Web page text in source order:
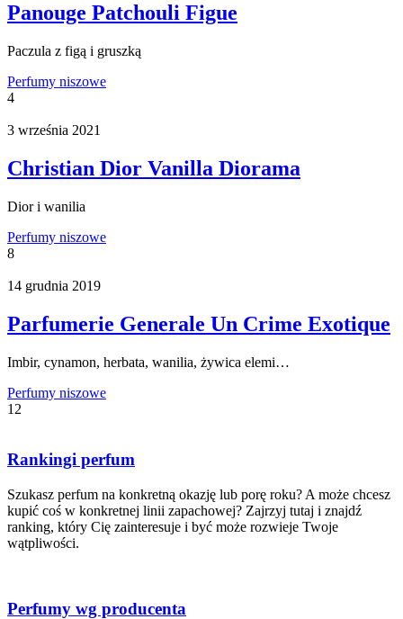
Panouge Patchouli Figue
Paczula z figą i gruszką
Perfumy niszowe
4
3 września 2021
Christian Dior Vanilla Diorama
Dior i wanilia
Perfumy niszowe
8
14 grudnia 2019
Parfumerie Generale Un Crime Exotique
Imbir, cynamon, herbata, wanilia, żywica elemi…
Perfumy niszowe
12
Rankingi perfum
Szukasz perfum na konkretną okazję lub porę roku? A może chcesz
kupić coś w konkretnej linii zapachowej? Zajrzyj tutaj i znajdź
ranking, który Cię zainteresuje i być może rozwieje Twoje
wątpliwości.
Perfumy wg producenta